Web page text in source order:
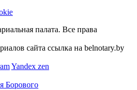
палата. Все права
сайта ссылка на belnotary.by
Yandex zen
Борового